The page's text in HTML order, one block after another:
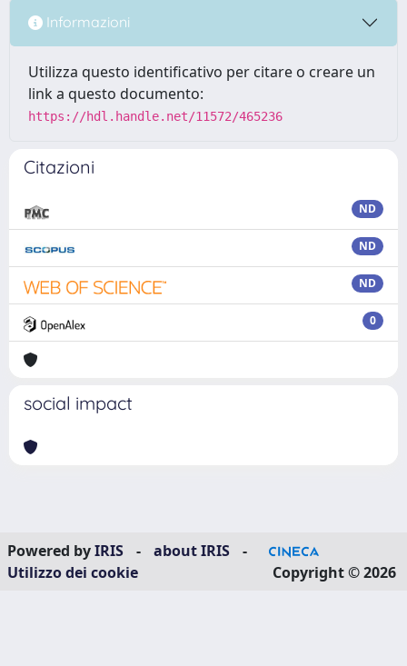
Informazioni
Utilizza questo identificativo per citare o creare un
link a questo documento:
https://hdl.handle.net/11572/465236
Citazioni
ND
ND
ND
0
social impact
Powered byIRIS - about IRIS
-
Utilizzo dei cookie
Copyright © 2026